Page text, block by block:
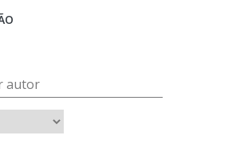
autor